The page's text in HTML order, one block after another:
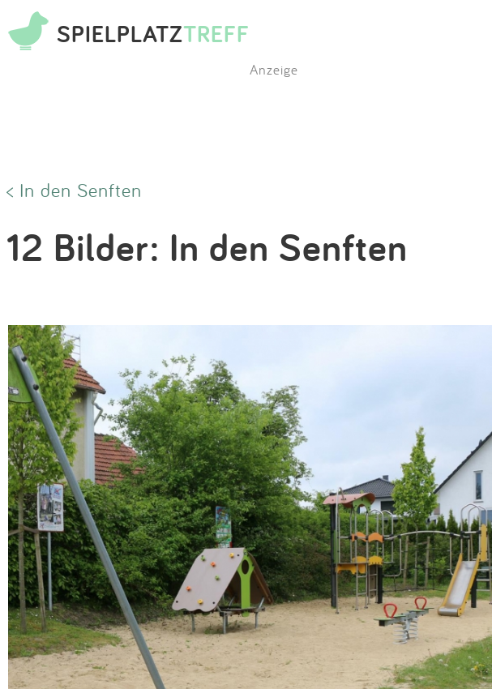
SPIELPLATZTREFF
Anzeige
< In den Senften
12 Bilder: In den Senften